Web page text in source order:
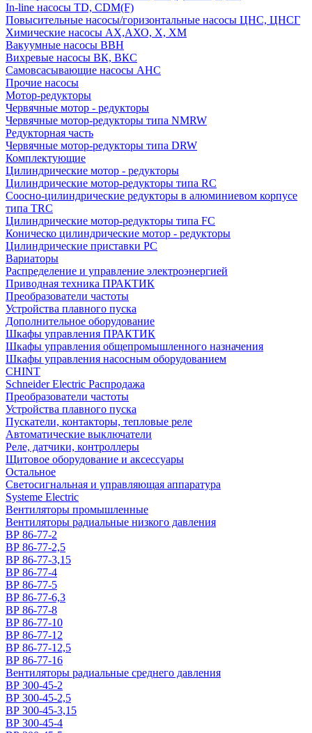
In-line насосы TD, CDM(F)
Повысительные насосы/горизонтальные насосы ЦНС, ЦНСГ
Химические насосы АХ,АХО, Х, ХМ
Вакуумные насосы ВВН
Вихревые насосы ВК, ВКС
Самовсасывающие насосы АНС
Прочие насосы
Мотор-редукторы
Червячные мотор - редукторы
Червячные мотор-редукторы типа NMRW
Редукторная часть
Червячные мотор-редукторы типа DRW
Комплектующие
Цилиндрические мотор - редукторы
Цилиндрические мотор-редукторы типа RC
Соосно-цилиндрические редукторы в алюминиевом корпусе
типа TRC
Цилиндрические мотор-редукторы типа FC
Коническо цилиндрические мотор - редукторы
Цилиндрические приставки PC
Вариаторы
Распределение и управление электроэнергией
Приводная техника ПРАКТИК
Преобразователи частоты
Устройства плавного пуска
Дополнительное оборудование
Шкафы управления ПРАКТИК
Шкафы управления общепромышленного назначения
Шкафы управления насосным оборудованием
CHINT
Schneider Electric Распродажа
Преобразователи частоты
Устройства плавного пуска
Пускатели, контакторы, тепловые реле
Автоматические выключатели
Реле, датчики, контроллеры
Щитовое оборудование и аксессуары
Остальное
Светосигнальная и управляющая аппаратура
Systeme Electric
Вентиляторы промышленные
Вентиляторы радиальные низкого давления
ВР 86-77-2
ВР 86-77-2,5
ВР 86-77-3,15
ВР 86-77-4
ВР 86-77-5
ВР 86-77-6,3
ВР 86-77-8
ВР 86-77-10
ВР 86-77-12
ВР 86-77-12,5
ВР 86-77-16
Вентиляторы радиальные среднего давления
ВР 300-45-2
ВР 300-45-2,5
ВР 300-45-3,15
ВР 300-45-4